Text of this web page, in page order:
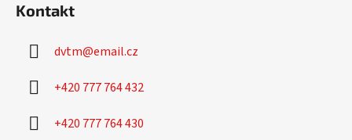
Kontakt
dvtm@email.cz
+420 777 764 432
+420 777 764 430